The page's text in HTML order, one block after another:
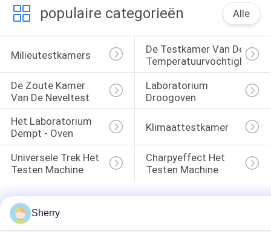
populaire categorieën Alle
Milieutestkamers
De Testkamer Van De
Temperatuurvochtigheid
De Zoute Kamer
Van De Neveltest
Laboratorium
Droogoven
Het Laboratorium
Dempt - Oven
Klimaattestkamer
Universele Trek Het
Testen Machine
Charpyeffect Het
Testen Machine
Sherry